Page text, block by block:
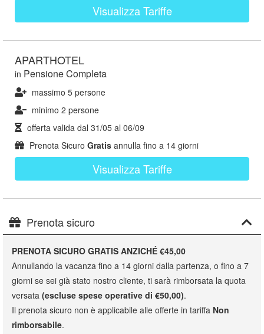
Visualizza Tariffe
APARTHOTEL
in Pensione Completa
massimo 5 persone
minimo 2 persone
offerta valida dal 31/05 al 06/09
Prenota Sicuro Gratis annulla fino a 14 giorni
Visualizza Tariffe
Prenota sicuro
PRENOTA SICURO GRATIS ANZICHÉ €45,00
Annullando la vacanza fino a 14 giorni dalla partenza, o fino a 7
giorni se sei già stato nostro cliente, ti sarà rimborsata la quota
versata (escluse spese operative di €50,00).
Il prenota sicuro non è applicabile alle offerte in tariffa Non
rimborsabile.